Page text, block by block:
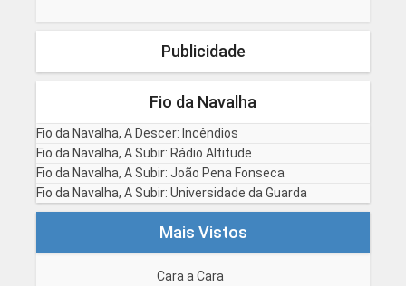
Publicidade
Fio da Navalha
Fio da Navalha, A Descer: Incêndios
Fio da Navalha, A Subir: Rádio Altitude
Fio da Navalha, A Subir: João Pena Fonseca
Fio da Navalha, A Subir: Universidade da Guarda
Mais Vistos
Cara a Cara